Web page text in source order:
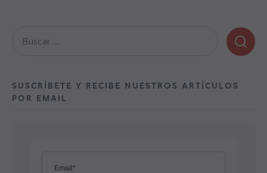
SUSCRÍBETE Y RECIBE NUESTROS ARTÍCULOS
POR EMAIL